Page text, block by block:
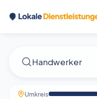
Umkreis